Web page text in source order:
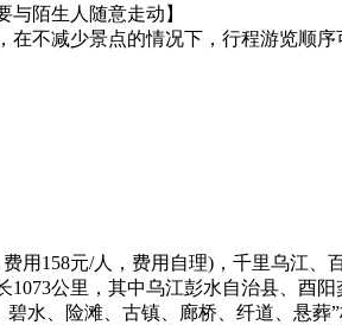
陌生人随意走动】
不减少景点的情况下，行程游览顺
费用158元/人，费用自理)，千里乌江
公里，其中乌江彭水自治县、酉
水、险滩、古镇、廊桥、纤道、悬葬